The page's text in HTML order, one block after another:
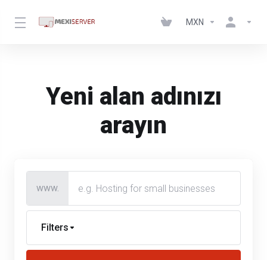
MXN
Yeni alan adınızı
arayın
www.
Filters